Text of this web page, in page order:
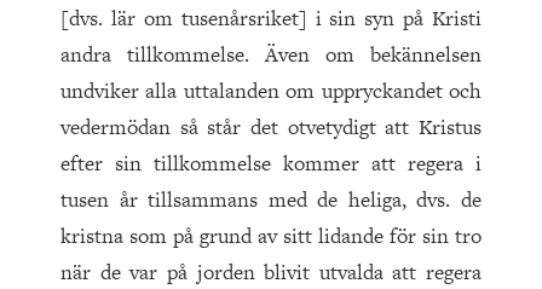
[dvs. lär om tusen­årsriket] i sin syn på Kristi
andra tillkommelse. Även om bekännelsen
undviker alla uttalanden om uppryckandet och
vedermödan så står det otvetydigt att Kristus
efter sin tillkommelse kommer att regera i
tusen år tillsammans med de heliga, dvs. de
kristna som på grund av sitt lidande för sin tro
när de var på jorden blivit utvalda att regera